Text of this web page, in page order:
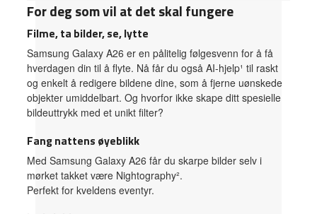
For deg som vil at det skal fungere
Filme, ta bilder, se, lytte
Samsung Galaxy A26 er en pålitelig følgesvenn for å få
hverdagen din til å flyte. Nå får du også AI-hjelp¹ til raskt
og enkelt å redigere bildene dine, som å fjerne uønskede
objekter umiddelbart. Og hvorfor ikke skape ditt spesielle
bildeuttrykk med et unikt filter?
Fang nattens øyeblikk
Med Samsung Galaxy A26 får du skarpe bilder selv i
mørket takket være Nightography².
Perfekt for kveldens eventyr.